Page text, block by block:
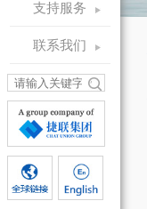
支持服务
联系我们